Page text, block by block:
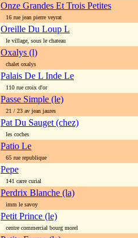
Onze Grandes Et Trois Petites
16 rue jean pierre veyrat
Oreille Du Loup L
le village, sous le chateau
Oxalys (l)
chalet oxalys
Palais De L Inde Le
110 rue croix d'or
Passe Simple (le)
21 / 23 av jean jaures
Pat Du Sauget (chez)
les coches
Patio Le
65 rue republique
Pepe
141 carre curial
Perdrix Blanche (la)
imm le savoy
Petit Prince (le)
centre commercial bourg morel